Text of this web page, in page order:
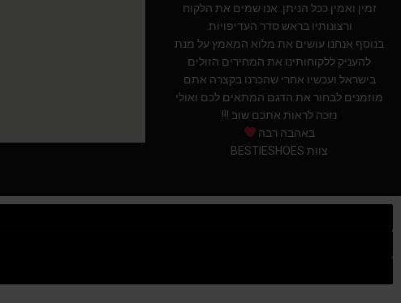
זמין ואמין ככל הניתן. אנו שמים את הלקוח
ורצונותיו בראש סדר העדיפויות.
בנוסף אנחנו עושים את מלוא המאמץ על מנת
להעניק ללקוחותינו את המחירים הזולים
בישראל.ועכשיו אחרי שהכרנו בקצרה אתם
מוזמנים לבחור את הדגם המתאים לכם ואולי
נזכה לראות אתכם שוב !!!
באהבה רבה
צוות BESTIESHOES